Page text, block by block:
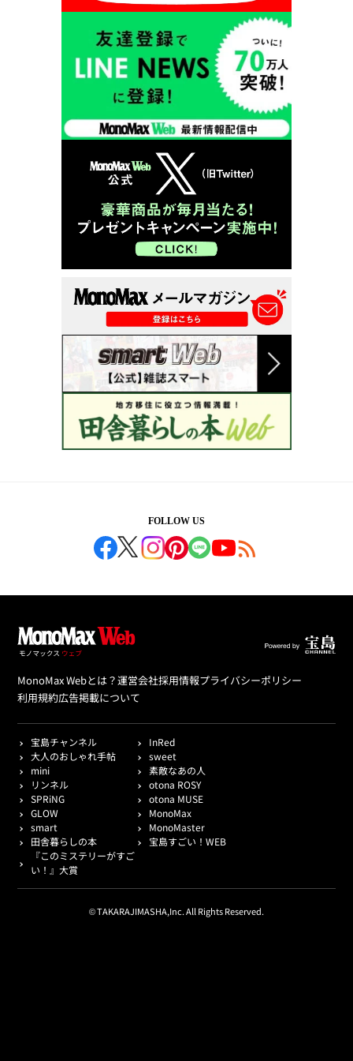
FOLLOW US
MonoMax Webとは？運営会社採用情報プライバシーポリシー
利用規約広告掲載について
宝島チャンネル
InRed
大人のおしゃれ手帖
sweet
mini
素敵なあの人
リンネル
otona ROSY
SPRiNG
otona MUSE
GLOW
MonoMax
smart
MonoMaster
田舎暮らしの本
宝島すごい！WEB
『このミステリーがすご
い！』大賞
© TAKARAJIMASHA,Inc. All Rights Reserved.